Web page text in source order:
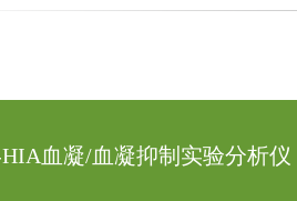
HIA血凝/血凝抑制实验分析仪